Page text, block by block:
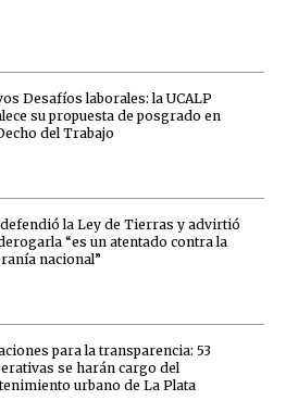
Desafíos laborales: la UCALP
su propuesta de posgrado en
del Trabajo
la Ley de Tierras y advirtió
“es un atentado contra la
nacional”
para la transparencia: 53
se harán cargo del
urbano de La Plata